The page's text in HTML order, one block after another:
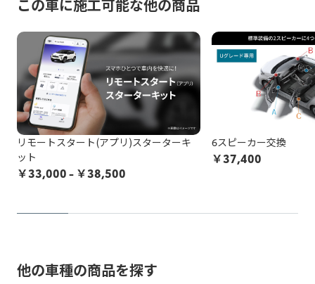
てしまう可能性があります。標準施工以外の装着品の脱着な
どの作業品質の保証はし兼ねます。
お申込み後に、施工をお断りすることになった場合、所定の
キャンセル料がかかります。
以上をご了承の上、お申し込みください。
ら対応致しますので、納期が通常以上になる場合がございま
す。
非純正品アイテムが機能しなくなる、部品が劣化等で壊れて
しまう可能性があります。
非純正品をDIY等で施工されている方は
の注意喚起も
ご覧ください。
お申込み後に、施工をお断りすることになった場合、所定の
がございますのでご注意ください。
例：灯火類・シート・窓ガラス・ドアミラー・スポイラーなど
保安基準不適合車の例を確認する
この車に施工可能な他の商品
リモートスタート(アプリ)スターターキ
ット
￥33,000- ￥38,500
6スピーカー交換
￥37,400
他の車種の商品を探す